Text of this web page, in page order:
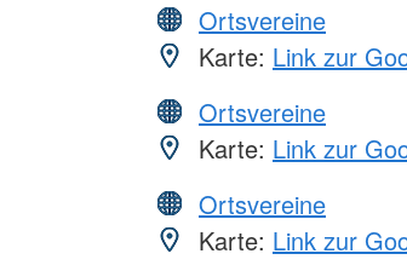
Ortsvereine
Karte: Link zur
Ortsvereine
Karte: Link zur
Ortsvereine
Karte: Link zur